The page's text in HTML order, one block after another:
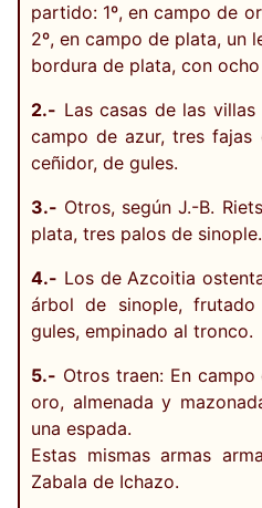
partido: 1º, en campo de
2º, en campo de plata, un
bordura de plata, con
2.- Las casas de las
campo de azur, tres
ceñidor, de gules.
3.- Otros, según J.-B.
plata, tres palos de sinople.
4.- Los de Azcoitia
árbol de sinople,
gules, empinado al tronco.
5.- Otros traen: En
oro, almenada y
una espada.
Estas mismas armas
Zabala de Ichazo.